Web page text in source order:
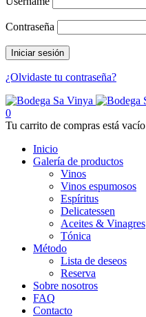
Contraseña
¿Olvidaste tu contraseña?
0
Tu carrito de compras está vacío
Inicio
Galería de productos
Vinos
Vinos espumosos
Espíritus
Delicatessen
Aceites & Vinagres
Tónica
Método
Lista de deseos
Reserva
Sobre nosotros
FAQ
Contacto